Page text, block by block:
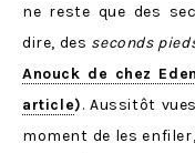
ne reste que des
dire, des seconds
Anouck de chez Eden
article). Aussitôt
moment de les